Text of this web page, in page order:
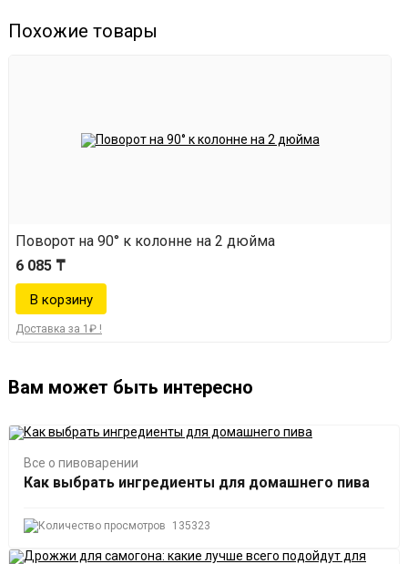
Похожие товары
Поворот на 90° к колонне на 2 дюйма
6 085 ₸
Доставка за 1₽ !
Вам может быть интересно
Все о пивоварении
Как выбрать ингредиенты для домашнего пива
135323